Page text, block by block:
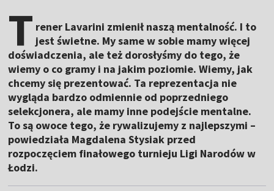
T rener Lavarini zmienił naszą mentalność. I to
jest świetne. My same w sobie mamy więcej
doświadczenia, ale też dorosłyśmy do tego, że
wiemy o co gramy i na jakim poziomie. Wiemy, jak
chcemy się prezentować. Ta reprezentacja nie
wygląda bardzo odmiennie od poprzedniego
selekcjonera, ale mamy inne podejście mentalne.
To są owoce tego, że rywalizujemy z najlepszymi –
powiedziała Magdalena Stysiak przed
rozpoczęciem finałowego turnieju Ligi Narodów w
Łodzi.